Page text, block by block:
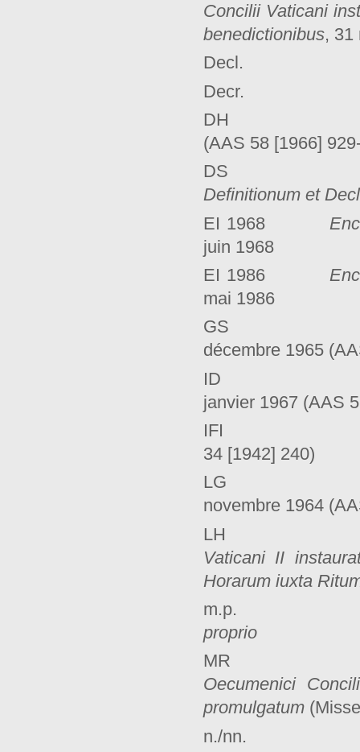
Concilii Vaticani
benedictionibus, 31
Decl.
Decr.
DH
(AAS 58 [1966]
DS
Definitionum et
EI 1968
juin 1968
EI 1986
mai 1986
GS
décembre 1965
ID Paul
janvier 1967 (AAS
IFI
34 [1942] 240)
LG
novembre 1964
Vaticani II
Horarum iuxta
m.p. Lettre
proprio
Oecumenici
promulgatum
n./nn.